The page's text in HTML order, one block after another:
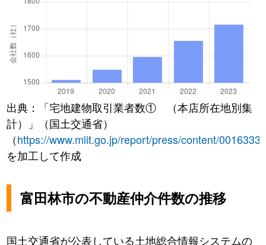
出典：「宅地建物取引業者数① （本店所在地別集
計）」（国土交通省）
（https://www.mlit.go.jp/report/press/content/
を加工して作成
富田林市の不動産仲介件数の推移
国土交通省が公表している土地総合情報システムの